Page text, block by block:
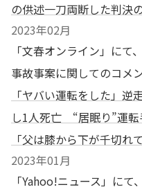
の供述一刀両断した判決
2023年02月
「文春オンライン」にて
事故事案に関してのコメ
「ヤバい運転をした」
し1人死亡 “居眠り”運転
「父は膝から下が千切
2023年01月
「Yahoo!ニュース」に